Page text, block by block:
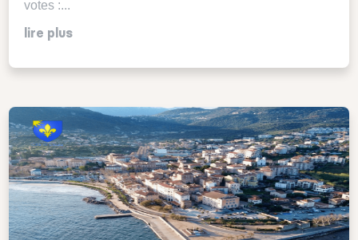
votes :...
lire plus